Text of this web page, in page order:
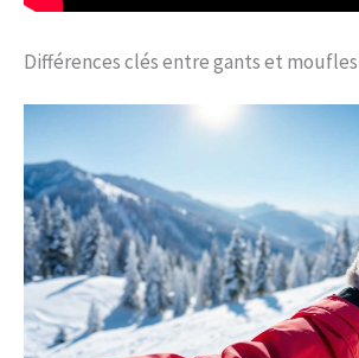
Différences clés entre gants et